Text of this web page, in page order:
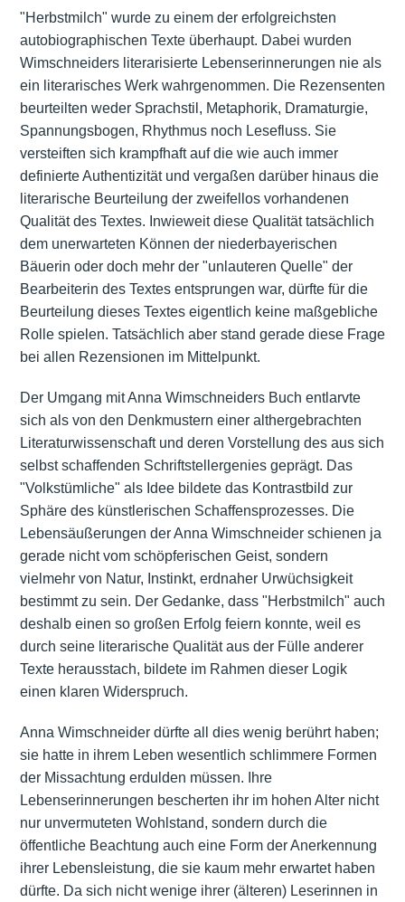
"Herbstmilch" wurde zu einem der erfolgreichsten
autobiographischen Texte überhaupt. Dabei wurden
Wimschneiders literarisierte Lebenserinnerungen nie als
ein literarisches Werk wahrgenommen. Die Rezensenten
beurteilten weder Sprachstil, Metaphorik, Dramaturgie,
Spannungsbogen, Rhythmus noch Lesefluss. Sie
versteiften sich krampfhaft auf die wie auch immer
definierte Authentizität und vergaßen darüber hinaus die
literarische Beurteilung der zweifellos vorhandenen
Qualität des Textes. Inwieweit diese Qualität tatsächlich
dem unerwarteten Können der niederbayerischen
Bäuerin oder doch mehr der "unlauteren Quelle" der
Bearbeiterin des Textes entsprungen war, dürfte für die
Beurteilung dieses Textes eigentlich keine maßgebliche
Rolle spielen. Tatsächlich aber stand gerade diese Frage
bei allen Rezensionen im Mittelpunkt.
Der Umgang mit Anna Wimschneiders Buch entlarvte
sich als von den Denkmustern einer althergebrachten
Literaturwissenschaft und deren Vorstellung des aus sich
selbst schaffenden Schriftstellergenies geprägt. Das
"Volkstümliche" als Idee bildete das Kontrastbild zur
Sphäre des künstlerischen Schaffensprozesses. Die
Lebensäußerungen der Anna Wimschneider schienen ja
gerade nicht vom schöpferischen Geist, sondern
vielmehr von Natur, Instinkt, erdnaher Urwüchsigkeit
bestimmt zu sein. Der Gedanke, dass "Herbstmilch" auch
deshalb einen so großen Erfolg feiern konnte, weil es
durch seine literarische Qualität aus der Fülle anderer
Texte herausstach, bildete im Rahmen dieser Logik
einen klaren Widerspruch.
Anna Wimschneider dürfte all dies wenig berührt haben;
sie hatte in ihrem Leben wesentlich schlimmere Formen
der Missachtung erdulden müssen. Ihre
Lebenserinnerungen bescherten ihr im hohen Alter nicht
nur unvermuteten Wohlstand, sondern durch die
öffentliche Beachtung auch eine Form der Anerkennung
ihrer Lebensleistung, die sie kaum mehr erwartet haben
dürfte. Da sich nicht wenige ihrer (älteren) Leserinnen in